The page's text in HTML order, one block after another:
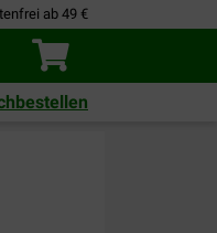
ab 49 €